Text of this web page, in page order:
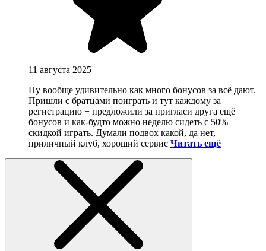
11 августа 2025
Ну вообще удивительно как много бонусов за всё дают.
Пришли с братцами поиграть и тут каждому за
регистрацию + предложили за пригласи друга ещё
бонусов и как-будто можно неделю сидеть с 50%
скидкой играть. Думали подвох какой, да нет,
приличный клуб, хороший сервис Читать ещё